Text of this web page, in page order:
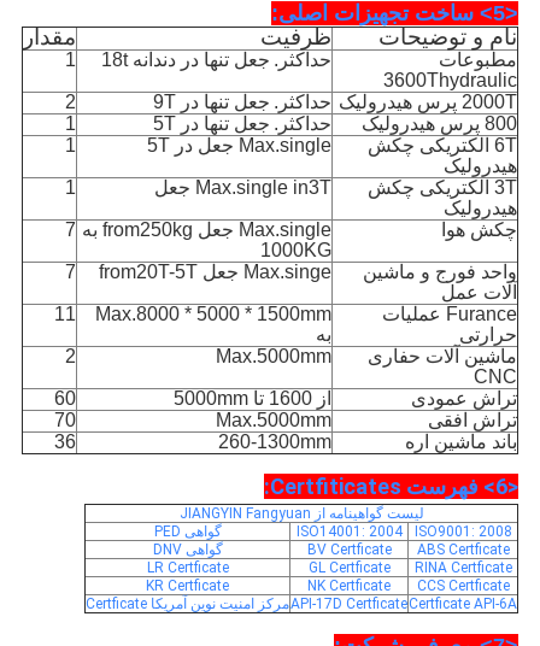
<5> ساخت تجهیزات اصلی:
نام و توضیحات ظرفیت مقدار
مطبوعات
3600Thydraulic
حداکثر. جعل تنها در دندانه 18t 1
2000T پرس هیدرولیک حداکثر. جعل تنها در 9T
2
800 پرس هیدرولیک
حداکثر. جعل تنها در 5T
1
6T الکتریکی چکش
هیدرولیک
Max.single جعل در 5T 1
3T الکتریکی چکش
هیدرولیک
Max.single in3T جعل 1
چکش هوا
Max.single جعل from250kg به
1000KG
7
واحد فورج و ماشین
آلات عمل
Max.singe جعل from20T-5T 7
Furance عملیات
حرارتی
Max.8000 * 5000 * 1500mm
به
11
ماشین آلات حفاری
CNC
Max.5000mm
2
تراش عمودی از 1600 تا 5000mm
60
تراش افقی
Max.5000mm
70
باند ماشین اره
260-1300mm
36
<6> فهرست Certfiticates:
لیست گواهینامه از JIANGYIN Fangyuan
ISO9001: 2008
ISO14001: 2004
گواهی PED
ABS Certficate
BV Certficate
گواهی DNV
RINA Certficate
GL Certficate
LR Certficate
CCS Certficate
NK Certficate
KR Certficate
Certficate API-6A
API-17D Certficateمرکز امنیت نوین آمریکا Certficate